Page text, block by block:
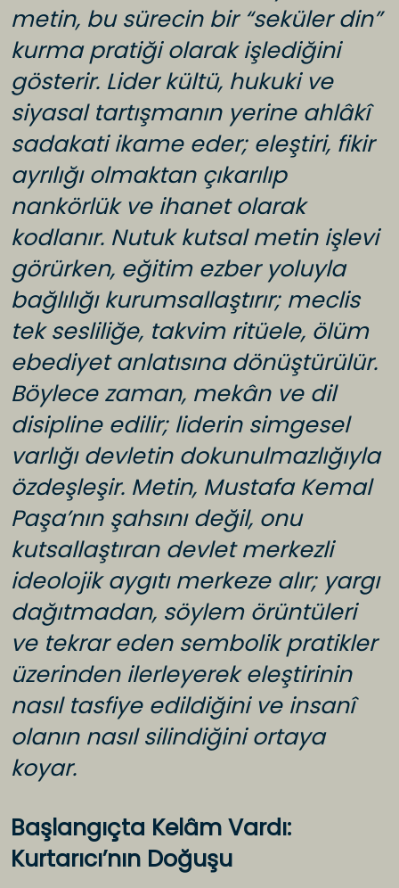
metin, bu sürecin bir “seküler din”
kurma pratiği olarak işlediğini
gösterir. Lider kültü, hukuki ve
siyasal tartışmanın yerine ahlâkî
sadakati ikame eder; eleştiri, fikir
ayrılığı olmaktan çıkarılıp
nankörlük ve ihanet olarak
kodlanır. Nutuk kutsal metin işlevi
görürken, eğitim ezber yoluyla
bağlılığı kurumsallaştırır; meclis
tek sesliliğe, takvim ritüele, ölüm
ebediyet anlatısına dönüştürülür.
Böylece zaman, mekân ve dil
disipline edilir; liderin simgesel
varlığı devletin dokunulmazlığıyla
özdeşleşir. Metin, Mustafa Kemal
Paşa’nın şahsını değil, onu
kutsallaştıran devlet merkezli
ideolojik aygıtı merkeze alır; yargı
dağıtmadan, söylem örüntüleri
ve tekrar eden sembolik pratikler
üzerinden ilerleyerek eleştirinin
nasıl tasfiye edildiğini ve insanî
olanın nasıl silindiğini ortaya
koyar.
Başlangıçta Kelâm Vardı:
Kurtarıcı’nın Doğuşu